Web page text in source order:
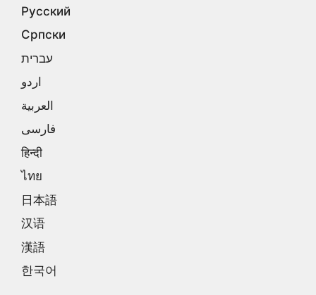
Русский
Српски
עברית
اردو
العربية
فارسی
हिन्दी
ไทย
日本語
汉语
漢語
한국어